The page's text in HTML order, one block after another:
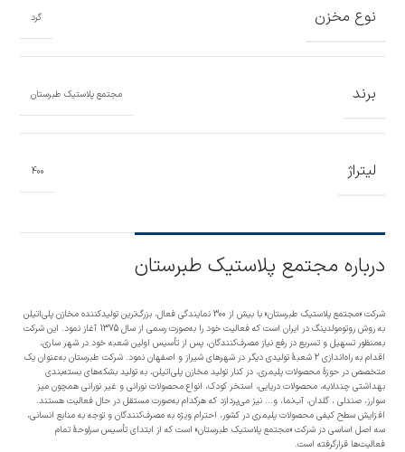
نوع مخزن گرد
برند مجتمع پلاستیک طبرستان
لیتراژ 400
درباره مجتمع پلاستیک طبرستان
شرکت «مجتمع پلاستیک طبرستان» با بیش از 300 نمایندگی فعال، بزرگ‌ترین تولیدکننده مخازن پلی‌اتیلن
به روش روتومولدینگ در ایران است که فعالیت خود را به‌صورت رسمی از سال 1375 آغاز نمود. این شرکت
به‌منظور تسهیل و تسریع در رفع نیاز مصرف‌کنندگان، پس از تأسیس اولین شعبه خود در شهر ساری،
اقدام به راه‌اندازی 2 شعبۀ تولیدی دیگر در شهرهای شیراز و اصفهان نمود. شرکت طبرستان به‌عنوان یک
متخصص در حوزۀ محصولات پلیمری، در کنار تولید مخازن پلی‌اتیلن، به تولید بشکه‌های بسته‌بندی
بهداشتی چندلایه، محصولات دریایی، استخر کودک، انواع محصولات نورانی و غیر نورانی همچون میز
سوارز، صندلی ، گلدان، آب‌نما، و... نیز می‌پردازد که هرکدام به‌صورت مستقل در حال فعالیت هستند.
افزایش سطح کیفی محصولات پلیمری در کشور، احترام ویژه به مصرف‌کنندگان و توجه به منابع انسانی،
سه اصل اساسی در شرکت «مجتمع پلاستیک طبرستان» است که از ابتدای تأسیس سرلوحۀ تمام
فعالیت‌ها قرارگرفته است.